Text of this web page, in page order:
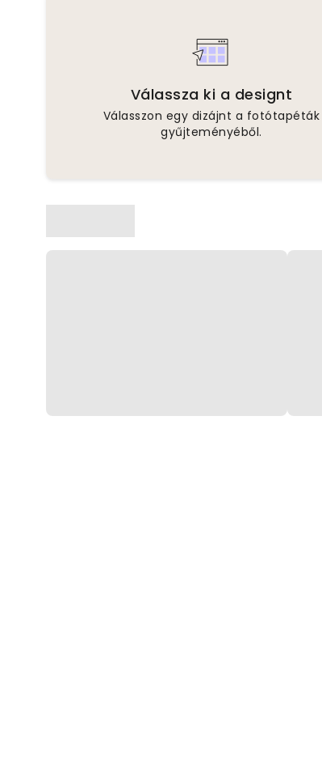
Válassza ki a designt
Válasszon egy dizájnt a fotótapéták
gyűjteményéből.